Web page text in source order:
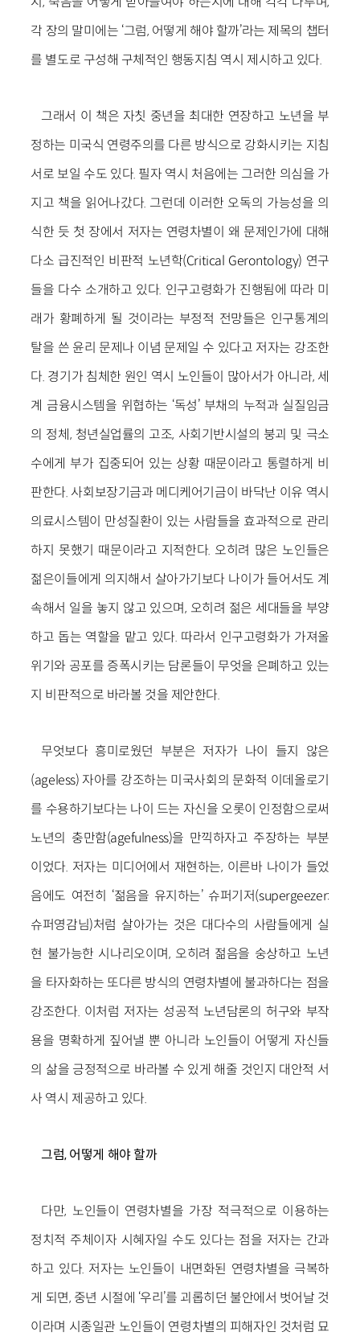
각 장의 말미에는 ‘그럼, 어떻게 해야 할까’라는 제목의 챕터
를 별도로 구성해 구체적인 행동지침 역시 제시하고 있다.
그래서 이 책은 자칫 중년을 최대한 연장하고 노년을 부
정하는 미국식 연령주의를 다른 방식으로 강화시키는 지침
서로 보일 수도 있다. 필자 역시 처음에는 그러한 의심을 가
지고 책을 읽어나갔다. 그런데 이러한 오독의 가능성을 의
식한 듯 첫 장에서 저자는 연령차별이 왜 문제인가에 대해
다소 급진적인 비판적 노년학(Critical Gerontology) 연구
들을 다수 소개하고 있다. 인구고령화가 진행됨에 따라 미
래가 황폐하게 될 것이라는 부정적 전망들은 인구통계의
탈을 쓴 윤리 문제나 이념 문제일 수 있다고 저자는 강조한
다. 경기가 침체한 원인 역시 노인들이 많아서가 아니라, 세
계 금융시스템을 위협하는 ‘독성’ 부채의 누적과 실질임금
의 정체, 청년실업률의 고조, 사회기반시설의 붕괴 및 극소
수에게 부가 집중되어 있는 상황 때문이라고 통렬하게 비
판한다. 사회보장기금과 메디케어기금이 바닥난 이유 역시
의료시스템이 만성질환이 있는 사람들을 효과적으로 관리
하지 못했기 때문이라고 지적한다. 오히려 많은 노인들은
젊은이들에게 의지해서 살아가기보다 나이가 들어서도 계
속해서 일을 놓지 않고 있으며, 오히려 젊은 세대들을 부양
하고 돕는 역할을 맡고 있다. 따라서 인구고령화가 가져올
위기와 공포를 증폭시키는 담론들이 무엇을 은폐하고 있는
지 비판적으로 바라볼 것을 제안한다.
무엇보다 흥미로웠던 부분은 저자가 나이 들지 않은
(ageless) 자아를 강조하는 미국사회의 문화적 이데올로기
를 수용하기보다는 나이 드는 자신을 오롯이 인정함으로써
노년의 충만함(agefulness)을 만끽하자고 주장하는 부분
이었다. 저자는 미디어에서 재현하는, 이른바 나이가 들었
음에도 여전히 ‘젊음을 유지하는’ 슈퍼기저(supergeezer:
슈퍼영감님)처럼 살아가는 것은 대다수의 사람들에게 실
현 불가능한 시나리오이며, 오히려 젊음을 숭상하고 노년
을 타자화하는 또다른 방식의 연령차별에 불과하다는 점을
강조한다. 이처럼 저자는 성공적 노년담론의 허구와 부작
용을 명확하게 짚어낼 뿐 아니라 노인들이 어떻게 자신들
의 삶을 긍정적으로 바라볼 수 있게 해줄 것인지 대안적 서
사 역시 제공하고 있다.
그럼, 어떻게 해야 할까
다만, 노인들이 연령차별을 가장 적극적으로 이용하는
정치적 주체이자 시혜자일 수도 있다는 점을 저자는 간과
하고 있다. 저자는 노인들이 내면화된 연령차별을 극복하
게 되면, 중년 시절에 ‘우리’를 괴롭히던 불안에서 벗어날 것
이라며 시종일관 노인들이 연령차별의 피해자인 것처럼 묘